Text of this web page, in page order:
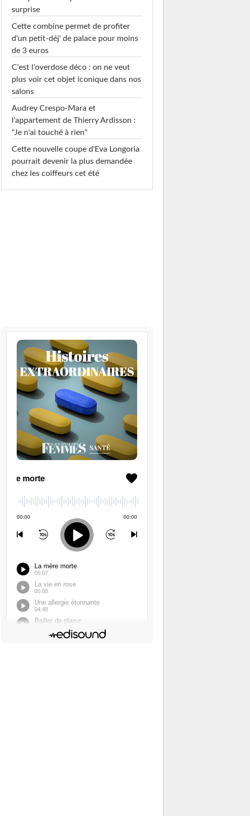
surprise
Cette combine permet de profiter
d'un petit-déj' de palace pour moins
de 3 euros
C'est l'overdose déco : on ne veut
plus voir cet objet iconique dans nos
salons
Audrey Crespo-Mara et
l'appartement de Thierry Ardisson :
"Je n'ai touché à rien"
Cette nouvelle coupe d'Eva Longoria
pourrait devenir la plus demandée
chez les coiffeurs cet été